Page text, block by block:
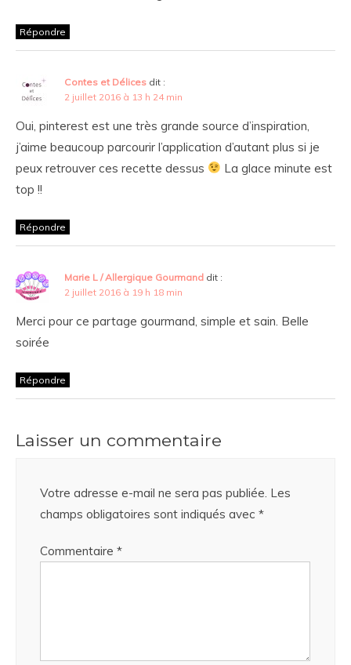
Répondre
Contes et Délices dit :
2 juillet 2016 à 13 h 24 min
Oui, pinterest est une très grande source d’inspiration,
j’aime beaucoup parcourir l’application d’autant plus si je
peux retrouver ces recette dessus
La glace minute est
top !!
Répondre
Marie L / Allergique Gourmand dit :
2 juillet 2016 à 19 h 18 min
Merci pour ce partage gourmand, simple et sain. Belle
soirée
Répondre
Laisser un commentaire
Votre adresse e-mail ne sera pas publiée. Les
champs obligatoires sont indiqués avec *
Commentaire *